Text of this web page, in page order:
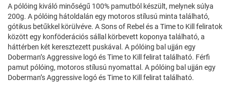
A pólóing kiváló minőségű 100% pamutból készült, melynek súlya
200g. A pólóing hátoldalán egy motoros stílusú minta található,
gótikus betűkkel körülvéve. A Sons of Rebel és a Time to Kill feliratok
között egy konföderációs sállal körbevett koponya található, a
háttérben két keresztezett puskával. A pólóing bal ujján egy
Doberman’s Aggressive logó és Time to Kill felirat található. Férfi
pamut pólóing, motoros stílusú nyomattal. A pólóing bal ujján egy
Doberman’s Aggressive logó és Time to Kill felirat található.